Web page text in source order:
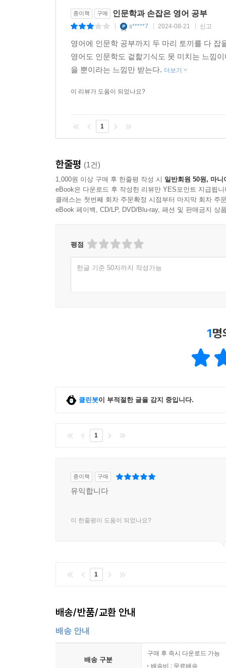
종이책 구매 인문학과 손잡은 영어 공부
s*****7 2024-08-21 신고
영어에 인문학 공부까지 두 마리 토끼를 다
영어도 인문학도 겉핥기식도 못 미치는 느낌
을 뿐이라는 느낌만 받는다. 더보기
이 리뷰가 도움이 되었나요?
1
한줄평 (1건)
1,000원 이상 구매 후 한줄평 작성 시 일반회원 50원, 마니
eBook은 다운로드 후 작성한 리뷰만 YES포인트 지급됩니
클래스는 첫번째 회차 주문확정 시점부터 마지막 회차 주
eBook 페이백, CD/LP, DVD/Blu-ray, 패션 및 판매금지 상
평점
한글 기준 50자까지 작성가능
1명
클린봇이 부적절한 글을 감지 중입니다.
1
종이책 구매
유익합니다
이 한줄평이 도움이 되었나요?
1
배송/반품/교환 안내
배송 안내
배송 구분
구매 후 즉시 다운로드 가능
배송비 : 무료배송